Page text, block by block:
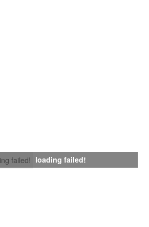
failed! loading failed!